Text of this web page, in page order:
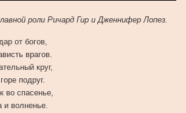
роли Ричард Гир и Дженнифер Лопез.
от богов,
врагов.
круг,
подруг.
во спасенье,
и волненье.